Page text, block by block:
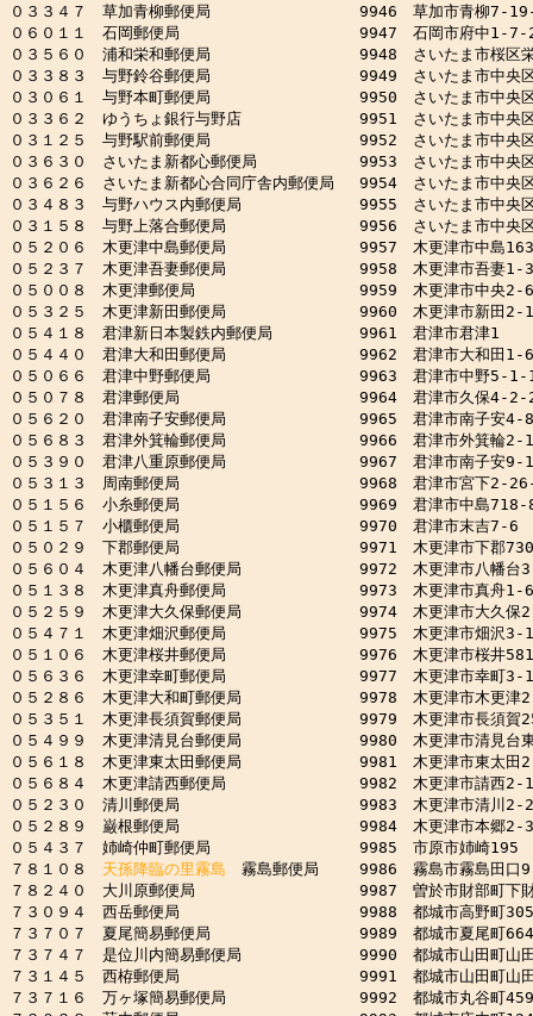
０３３４７　草加青柳郵便局　　　　　　　　　 9946　草加市青柳7-
０６０１１　石岡郵便局　　　　　　　　　　　 9947　石岡市府中1-7-
０３５６０　浦和栄和郵便局　　　　　　　　　 9948　さいたま市桜
０３３８３　与野鈴谷郵便局　　　　　　　　　 9949　さいたま市中
０３０６１　与野本町郵便局　　　　　　　　　 9950　さいたま市中
０３３６２　ゆうちょ銀行与野店　　　　　　　 9951　さいたま市中
０３１２５　与野駅前郵便局　　　　　　　　　 9952　さいたま市中央
０３６３０　さいたま新都心郵便局　　　　　　 9953　さいたま市中央
０３６２６　さいたま新都心合同庁舎内郵便局　 9954　さいたま市中央
０３４８３　与野ハウス内郵便局　　　　　　　 9955　さいたま市中
０３１５８　与野上落合郵便局　　　　　　　　 9956　さいたま市中
０５２０６　木更津中島郵便局　　　　　　　　 9957　木更津市中島
０５２３７　木更津吾妻郵便局　　　　　　　　 9958　木更津市吾妻
０５００８　木更津郵便局　　　　　　　　　　 9959　木更津市中央
０５３２５　木更津新田郵便局　　　　　　　　 9960　木更津市新田
０５４１８　君津新日本製鉄内郵便局　　　　　 9961　君津市君津1
０５４４０　君津大和田郵便局　　　　　　　　 9962　君津市大和田
０５０６６　君津中野郵便局　　　　　　　　　 9963　君津市中野5-1-
０５０７８　君津郵便局　　　　　　　　　　　 9964　君津市久保4-2-
０５６２０　君津南子安郵便局　　　　　　　　 9965　君津市南子安
０５６８３　君津外箕輪郵便局　　　　　　　　 9966　君津市外箕輪
０５３９０　君津八重原郵便局　　　　　　　　 9967　君津市南子安
０５３１３　周南郵便局　　　　　　　　　　　 9968　君津市宮下2-
０５１５６　小糸郵便局　　　　　　　　　　　 9969　君津市中島718-
０５１５７　小櫃郵便局　　　　　　　　　　　 9970　君津市末吉7-6
０５０２９　下郡郵便局　　　　　　　　　　　 9971　木更津市下郡
０５６０４　木更津八幡台郵便局　　　　　　　 9972　木更津市八幡
０５１３８　木更津真舟郵便局　　　　　　　　 9973　木更津市真舟
０５２５９　木更津大久保郵便局　　　　　　　 9974　木更津市大久
０５４７１　木更津畑沢郵便局　　　　　　　　 9975　木更津市畑沢
０５１０６　木更津桜井郵便局　　　　　　　　 9976　木更津市桜井581
０５６３６　木更津幸町郵便局　　　　　　　　 9977　木更津市幸町
０５２８６　木更津大和町郵便局　　　　　　　 9978　木更津市木更
０５３５１　木更津長須賀郵便局　　　　　　　 9979　木更津市長須賀
０５４９９　木更津清見台郵便局　　　　　　　 9980　木更津市清見
０５６１８　木更津東太田郵便局　　　　　　　 9981　木更津市東太
０５６８４　木更津請西郵便局　　　　　　　　 9982　木更津市請西
０５２３０　清川郵便局　　　　　　　　　　　 9983　木更津市清川
０５２８９　巌根郵便局　　　　　　　　　　　 9984　木更津市本郷
０５４３７　姉崎仲町郵便局　　　　　　　　　 9985　市原市姉崎195
７８１０８ 天孫降臨の里霧島 霧島郵便局　　 9986　霧島市霧島田口
７８２４０　大川原郵便局　　　　　　　　　　 9987　曽於市財部町下
７３０９４　西岳郵便局　　　　　　　　　　　 9988　都城市高野町
７３７０７　夏尾簡易郵便局　　　　　　　　　 9989　都城市夏尾町
７３７４７　是位川内簡易郵便局　　　　　　　 9990　都城市山田町山
７３１４５　西栫郵便局　　　　　　　　　　　 9991　都城市山田町
７３７１６　万ヶ塚簡易郵便局　　　　　　　　 9992　都城市丸谷町